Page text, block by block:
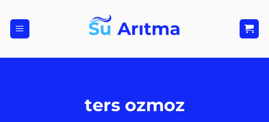
atla
ters ozmoz